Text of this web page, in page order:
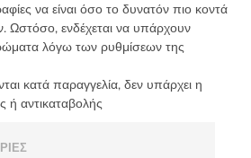
να είναι όσο το δυνατόν πιο κοντά
Ωστόσο, ενδέχεται να υπάρχουν
λόγω των ρυθμίσεων της
κατά παραγγελία, δεν υπάρχει η
ή αντικαταβολής